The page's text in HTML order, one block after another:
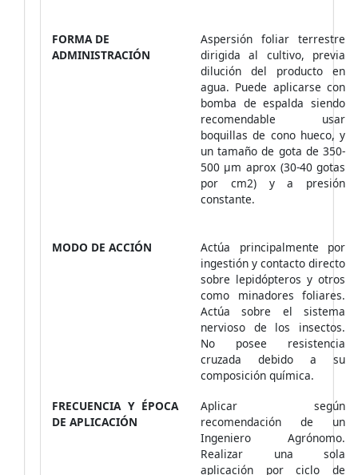
FORMA DE
ADMINISTRACIÓN
Aspersión foliar terrestre
dirigida al cultivo, previa
dilución del producto en
agua. Puede aplicarse con
bomba de espalda siendo
recomendable usar
boquillas de cono hueco, y
un tamaño de gota de 350-
500 µm aprox (30-40 gotas
por cm2) y a presión
constante.
MODO DE ACCIÓN
Actúa principalmente por
ingestión y contacto directo
sobre lepidópteros y otros
como minadores foliares.
Actúa sobre el sistema
nervioso de los insectos.
No posee resistencia
cruzada debido a su
composición química.
FRECUENCIA Y ÉPOCA
DE APLICACIÓN
Aplicar según
recomendación de un
Ingeniero Agrónomo.
Realizar una sola
aplicación por ciclo de